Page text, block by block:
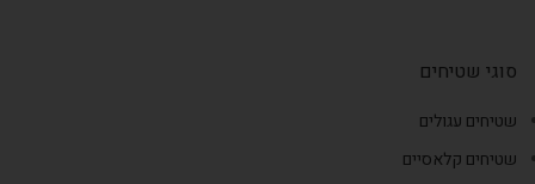
סוגי שטיחים
שטיחים עגולים
שטיחים קלאסיים